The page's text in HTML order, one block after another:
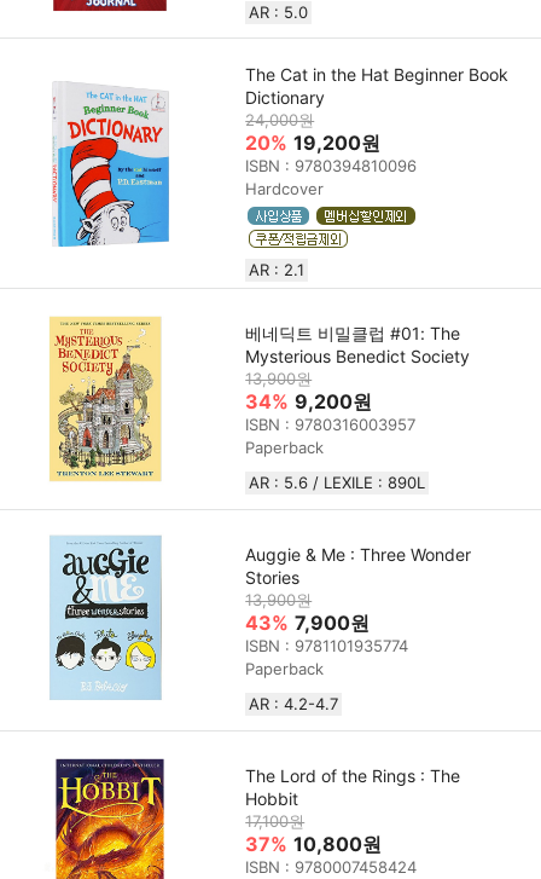
AR : 5.0
The Cat in the Hat Beginner Book
Dictionary
24,000원
20% 19,200원
ISBN : 9780394810096
Hardcover
AR : 2.1
베네딕트 비밀클럽 #01: The
Mysterious Benedict Society
13,900원
34% 9,200원
ISBN : 9780316003957
Paperback
AR : 5.6 / LEXILE : 890L
Auggie & Me : Three Wonder
Stories
13,900원
43% 7,900원
ISBN : 9781101935774
Paperback
AR : 4.2-4.7
The Lord of the Rings : The
Hobbit
17,100원
37% 10,800원
ISBN : 9780007458424